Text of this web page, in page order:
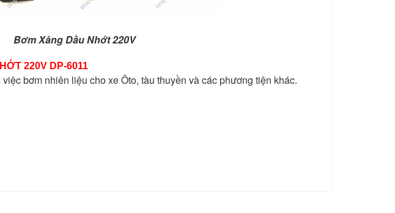
Bơm Xăng Dầu Nhớt 220V
220V DP-6011
bơm nhiên liệu cho xe Ôto, tàu thuyền và các phương tiện khác.